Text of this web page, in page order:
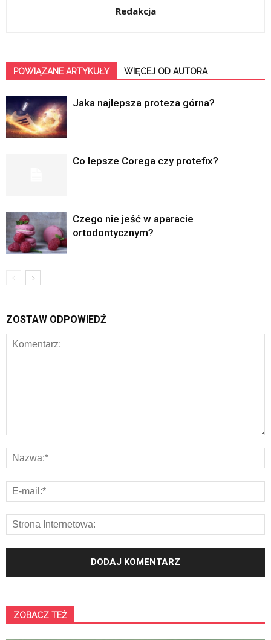
Redakcja
POWIĄZANE ARTYKUŁY WIĘCEJ OD AUTORA
Jaka najlepsza proteza górna?
Co lepsze Corega czy protefix?
Czego nie jeść w aparacie
ortodontycznym?
ZOSTAW ODPOWIEDŹ
ZOBACZ TEŻ